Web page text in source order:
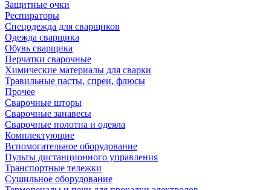
Защитные очки
Респираторы
Спецодежда для сварщиков
Одежда сварщика
Обувь сварщика
Перчатки сварочные
Химические материалы для сварки
Травильные пасты, спреи, флюсы
Прочее
Сварочные шторы
Сварочные занавесы
Сварочные полотна и одеяла
Комплектующие
Вспомогательное оборудование
Пульты дистанционного управления
Транспортные тележки
Сушильное оборудование